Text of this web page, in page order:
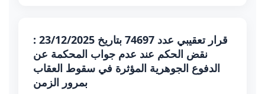
قرار تعقيبي عدد 74697 بتاريخ 23/12/2025 :
نقض الحكم عند عدم جواب المحكمة عن
الدفوع الجوهرية المؤثرة في سقوط العقاب
بمرور الزمن